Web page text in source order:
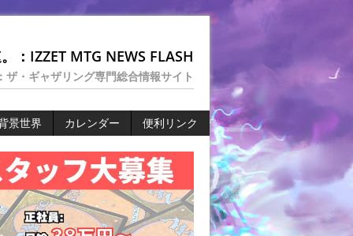
：IZZET MTG NEWS FLASH
ザ・ギャザリング専門総合情報サイト
景世界 カレンダー 便利リンク